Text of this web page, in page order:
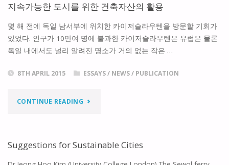
만
으
로"
지속가능한 도시를 위한 건축자산의 활용
몇 해 전에 독일 남서부에 위치한 카이저슬라우텐을 방문할 기회가
있었다. 인구가 10만여 명에 불과한 카이저슬라우텐은 유럽은 물론
독일 내에서도 널리 알려진 명소가 거의 없는 작은 …
8TH APRIL 2015 ESSAYS/ NEWS/ PUBLICATION
CONTINUE READING"지
가
능
Suggestions for Sustainable Cities